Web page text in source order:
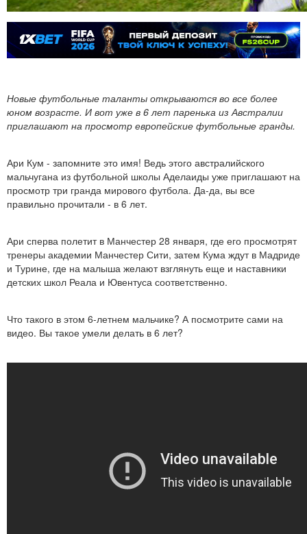
Новые футбольные таланты открываются во все более
юном возрасте. И вот уже в 6 лет паренька из Австралии
приглашают на просмотр европейские футбольные гранды.
Ари Кум - запомните это имя! Ведь этого австралийского
мальчугана из футбольной школы Аделаиды уже приглашают на
просмотр три гранда мирового футбола. Да-да, вы все
правильно прочитали - в 6 лет.
Ари сперва полетит в Манчестер 28 января, где его просмотрят
тренеры академии Манчестер Сити, затем Кума ждут в Мадриде
и Турине, где на малыша желают взглянуть еще и наставники
детских школ Реала и Ювентуса соответственно.
Что такого в этом 6-летнем мальчике? А посмотрите сами на
видео. Вы такое умели делать в 6 лет?